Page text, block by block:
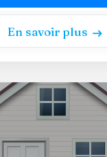
En savoir plus